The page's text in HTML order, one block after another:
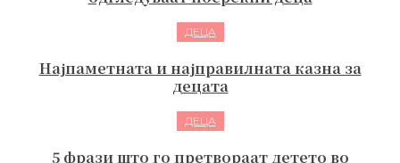
ДЕЦА
Најпаметната и најправилната казна за
децата
ДЕЦА
5 фрази што го претвораат детето во